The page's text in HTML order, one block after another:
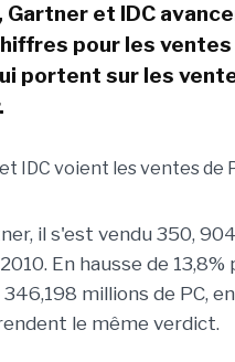
Gartner et IDC
pour les
portent sur les
il s'est vendu 350,
En hausse de
millions de PC,
le même verdict.